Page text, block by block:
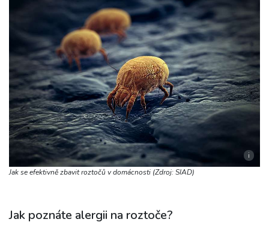
i
Jak se efektivně zbavit roztočů v domácnosti (Zdroj: SIAD)
Jak poznáte alergii na roztoče?